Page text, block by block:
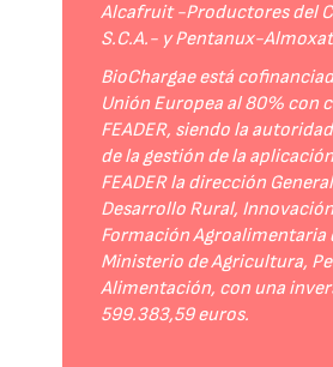
Alcafruit -Productores del
S.C.A.- y Pentanux-
BioChargae está
Unión Europea al 80% con
FEADER, siendo la
de la gestión de la
FEADER la dirección
Desarrollo Rural,
Formación Agroalimentaria
Ministerio de Agricultura,
Alimentación, con una
599.383,59 euros.